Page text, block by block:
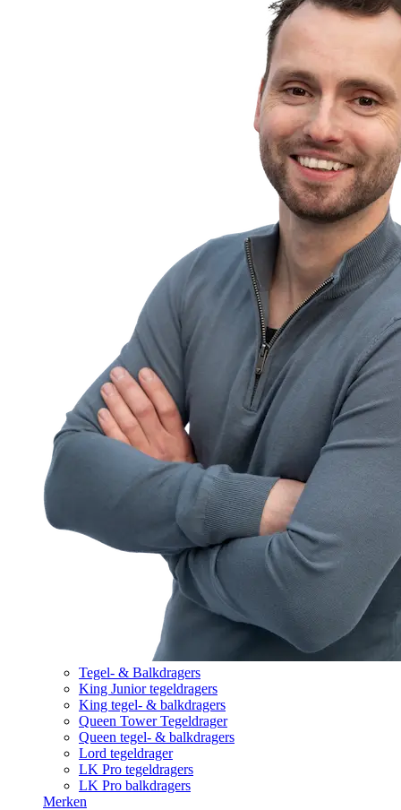
Tegel- & Balkdragers
King Junior tegeldragers
King tegel- & balkdragers
Queen Tower Tegeldrager
Queen tegel- & balkdragers
Lord tegeldrager
LK Pro tegeldragers
LK Pro balkdragers
Merken